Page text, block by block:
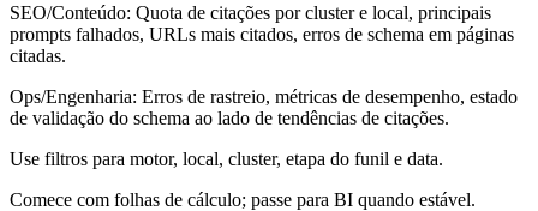
SEO/Conteúdo: Quota de citações por cluster e local, principais
prompts falhados, URLs mais citados, erros de schema em páginas
citadas.
Ops/Engenharia: Erros de rastreio, métricas de desempenho, estado
de validação do schema ao lado de tendências de citações.
Use filtros para motor, local, cluster, etapa do funil e data.
Comece com folhas de cálculo; passe para BI quando estável.